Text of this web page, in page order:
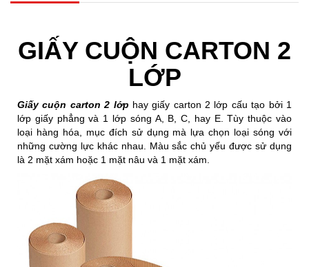
GIẤY CUỘN CARTON 2
LỚP
Giấy cuộn carton 2 lớp hay giấy carton 2 lớp cấu tạo bởi 1
lớp giấy phẳng và 1 lớp sóng A, B, C, hay E. Tùy thuộc vào
loại hàng hóa, mục đích sử dụng mà lựa chọn loại sóng với
những cường lực khác nhau. Màu sắc chủ yếu được sử dụng
là 2 mặt xám hoặc 1 mặt nâu và 1 mặt xám.